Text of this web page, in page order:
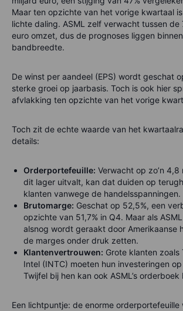
Maar ten opzichte van het vorige kwartaal
lichte daling. ASML zelf verwacht tussen de
euro omzet, dus de prognoses liggen
bandbreedte.
De winst per aandeel (EPS) wordt geschat
sterke groei op jaarbasis. Toch is ook hier
afvlakking ten opzichte van het vorige
Toch zit de echte waarde van het
details:
Orderportefeuille: Verwacht op zo’n 4,8
dit lager uitvalt, kan dat duiden op
klanten vanwege de handelsspanningen.
Brutomarge: Geschat op 52,5%, een
opzichte van 51,7% in Q4. Maar als
alsnog wordt geraakt door Amerikaanse
de marges onder druk zetten.
Klantenvertrouwen: Grote klanten zoals
Intel (INTC) moeten hun investeringen
Twijfel bij hen kan ook ASML’s
Een lichtpuntje: de enorme orderportefeuille